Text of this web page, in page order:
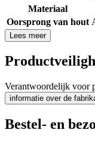
Materiaal
Oorsprong van hout
Lees meer
Verantwoordelijk voor
informatie over de
Bestel- en